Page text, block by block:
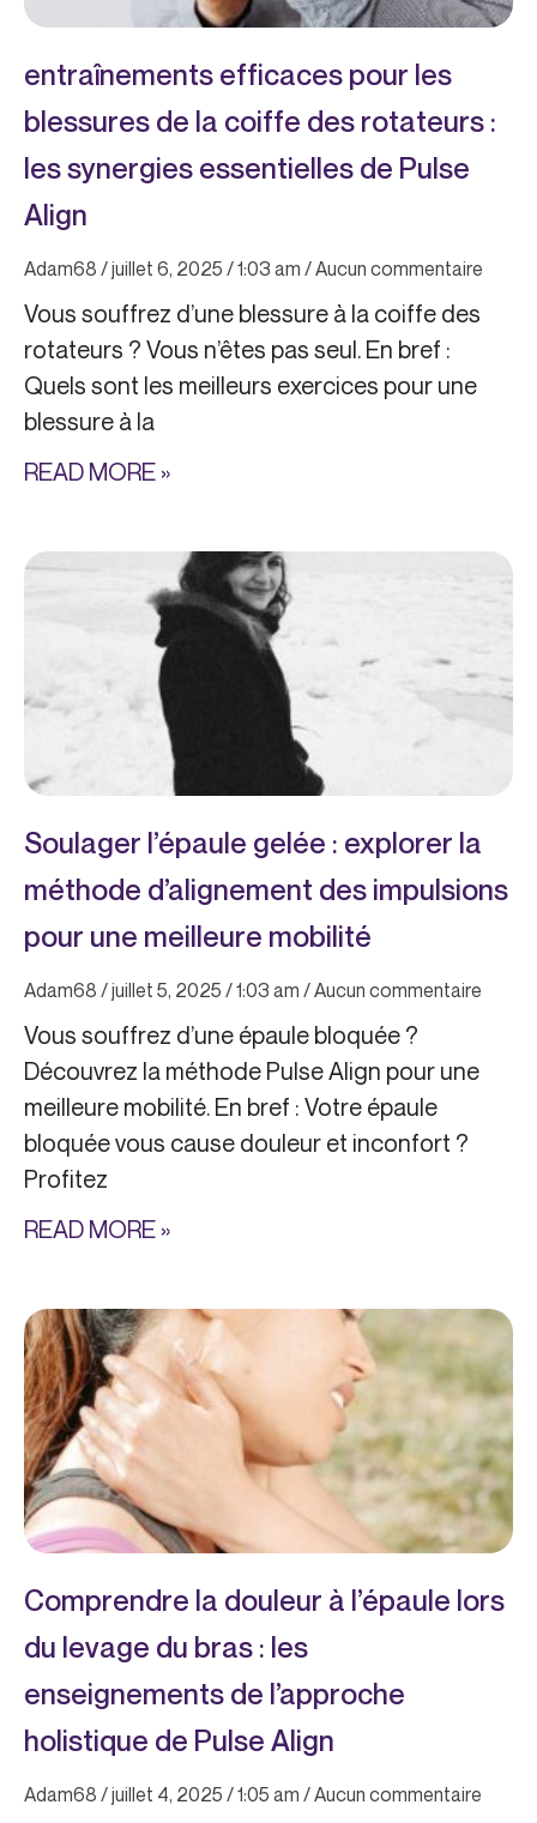
entraînements efficaces pour les
blessures de la coiffe des rotateurs :
les synergies essentielles de Pulse
Align
Adam68 juillet 6, 2025 1:03 am Aucun commentaire
Vous souffrez d’une blessure à la coiffe des
rotateurs ? Vous n’êtes pas seul. En bref :
Quels sont les meilleurs exercices pour une
blessure à la
READ MORE »
Soulager l’épaule gelée : explorer la
méthode d’alignement des impulsions
pour une meilleure mobilité
Adam68 juillet 5, 2025 1:03 am Aucun commentaire
Vous souffrez d’une épaule bloquée ?
Découvrez la méthode Pulse Align pour une
meilleure mobilité. En bref : Votre épaule
bloquée vous cause douleur et inconfort ?
Profitez
READ MORE »
Comprendre la douleur à l’épaule lors
du levage du bras : les
enseignements de l’approche
holistique de Pulse Align
Adam68 juillet 4, 2025 1:05 am Aucun commentaire